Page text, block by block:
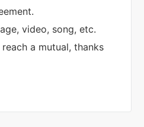
video, song, etc.
a mutual, thanks